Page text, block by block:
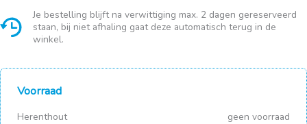
Je bestelling blijft na verwittiging max. 2 dagen gereserveerd
staan, bij niet afhaling gaat deze automatisch terug in de
winkel.
Voorraad
Herenthout geen voorraad